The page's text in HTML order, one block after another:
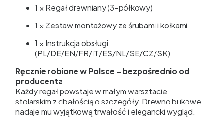
1 × Regał drewniany (3-półkowy)
1 × Zestaw montażowy ze śrubami i kołkami
1 × Instrukcja obsługi
(PL/DE/EN/FR/IT/ES/NL/SE/CZ/SK)
Ręcznie robione w Polsce – bezpośrednio od
producenta
Każdy regał powstaje w małym warsztacie
stolarskim z dbałością o szczegóły. Drewno bukowe
nadaje mu wyjątkową trwałość i elegancki wygląd.